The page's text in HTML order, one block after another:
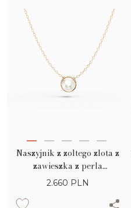
Naszyjnik z zoltego zlota z
zawieszka z perla
slodkowodna
2.660 PLN